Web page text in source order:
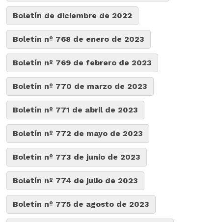
Boletín de diciembre de 2022
Boletín nº 768 de enero de 2023
Boletín nº 769 de febrero de 2023
Boletín nº 770 de marzo de 2023
Boletín nº 771 de abril de 2023
Boletín nº 772 de mayo de 2023
Boletín nº 773 de junio de 2023
Boletín nº 774 de julio de 2023
Boletín nº 775 de agosto de 2023